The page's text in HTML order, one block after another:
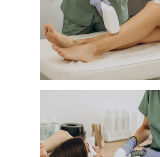
Женская электроэпиляция
Мужская электроэпиляция
Женская лазерная эпиляция
Мужская лазерная эпиляция
Оборудование
Ежедневно: 9:00-22:00
конфиденциальности
Цены
электроэпиляция
Мужская электроэпиляция
Женская лазерная эпиляция
Мужская лазерная эпиляция
Подарочные сертификаты